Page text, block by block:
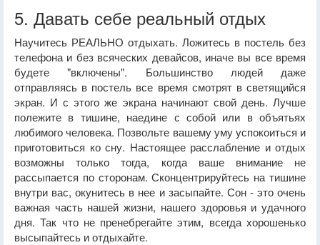
5. Давать себе реальный отдых
Научитесь РЕАЛЬНО отдыхать. Ложитесь в постель без
телефона и без всяческих девайсов, иначе вы все время
будете "включены". Большинство людей даже
отправляясь в постель все время смотрят в светящийся
экран. И с этого же экрана начинают свой день. Лучше
полежите в тишине, наедине с собой или в объятьях
любимого человека. Позвольте вашему уму успокоиться и
приготовиться ко сну. Настоящее расслабление и отдых
возможны только тогда, когда ваше внимание не
рассыпается по сторонам. Сконцентрируйтесь на тишине
внутри вас, окунитесь в нее и засыпайте. Сон - это очень
важная часть нашей жизни, нашего здоровья и удачного
дня. Так что не пренебрегайте этим, всегда хорошенько
высыпайтесь и отдыхайте.